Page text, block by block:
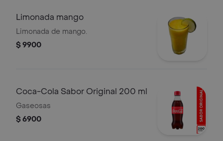
Limonada mango
Limonada de mango.
$ 9900
Coca-Cola Sabor Original 200 ml
Gaseosas
$ 6900